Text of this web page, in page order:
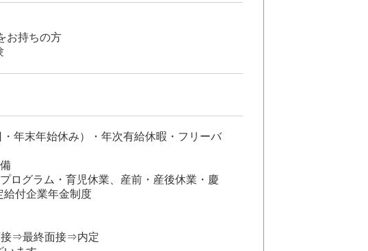
お持ちの方
年末年始休み）・年次有給休暇・フリーバ
ログラム・育児休業、産前・産後休業・慶
給付企業年金制度
⇒最終面接⇒内定